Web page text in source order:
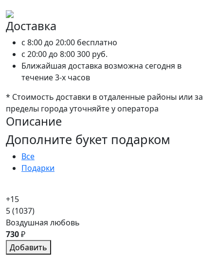
Доставка
c 8:00 до 20:00 бесплатно
c 20:00 до 8:00300 руб.
Ближайшая доставка возможна сегодня в
течение 3-х часов
* Стоимость доставки в отдаленные районы или за
пределы города уточняйте у оператора
Описание
Дополните букет подарком
Все
Подарки
+15
5(1037)
Воздушная любовь
730₽
Добавить